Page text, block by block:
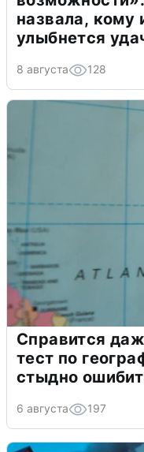
назвала, кому
улыбнется
8 августа 128
Справится
тест по
стыдно
6 августа 197